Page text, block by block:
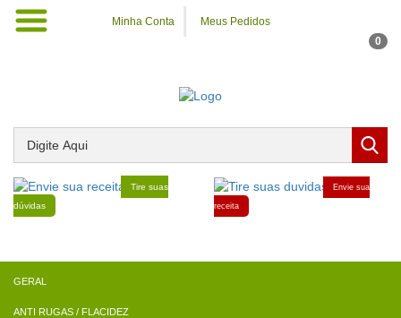
Minha Conta
Meus Pedidos
0
Tire suas
dúvidas
Envie sua
receita
ANTI RUGAS / FLACIDEZ